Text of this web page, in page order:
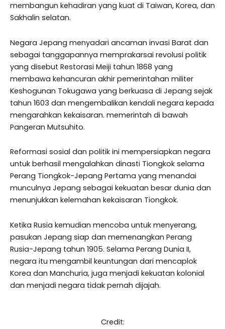
membangun kehadiran yang kuat di Taiwan, Korea, dan
Sakhalin selatan.
Negara Jepang menyadari ancaman invasi Barat dan
sebagai tanggapannya memprakarsai revolusi politik
yang disebut Restorasi Meiji tahun 1868 yang
membawa kehancuran akhir pemerintahan militer
Keshogunan Tokugawa yang berkuasa di Jepang sejak
tahun 1603 dan mengembalikan kendali negara kepada
mengarahkan kekaisaran. memerintah di bawah
Pangeran Mutsuhito.
Reformasi sosial dan politik ini mempersiapkan negara
untuk berhasil mengalahkan dinasti Tiongkok selama
Perang Tiongkok-Jepang Pertama yang menandai
munculnya Jepang sebagai kekuatan besar dunia dan
menunjukkan kelemahan kekaisaran Tiongkok.
Ketika Rusia kemudian mencoba untuk menyerang,
pasukan Jepang siap dan memenangkan Perang
Rusia-Jepang tahun 1905. Selama Perang Dunia II,
negara itu mengambil keuntungan dari mencaplok
Korea dan Manchuria, juga menjadi kekuatan kolonial
dan menjadi negara tidak pernah dijajah.
Credit: